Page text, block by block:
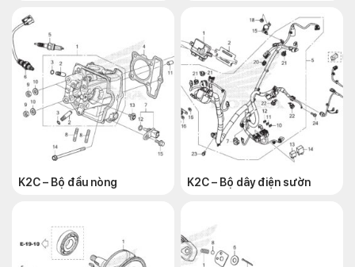
K2C – Bộ đầu nòng K2C – Bộ dây điện sườn